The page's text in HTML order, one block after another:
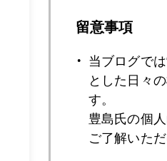
2021年11月15
2021年11月12
留意事項
当ブログで
とした日々
す。
豊島氏の個
ご了解いた